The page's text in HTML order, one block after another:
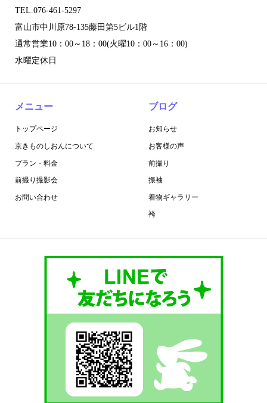
TEL.076-461-5297
富山市中川原78-135藤田第5ビル1階
通常営業10：00～18：00(火曜10：00～16：00)
水曜定休日
メニュー
トップページ
京きものしおんについて
プラン・料金
前撮り撮影会
お問い合わせ
ブログ
お知らせ
お客様の声
前撮り
振袖
着物ギャラリー
袴